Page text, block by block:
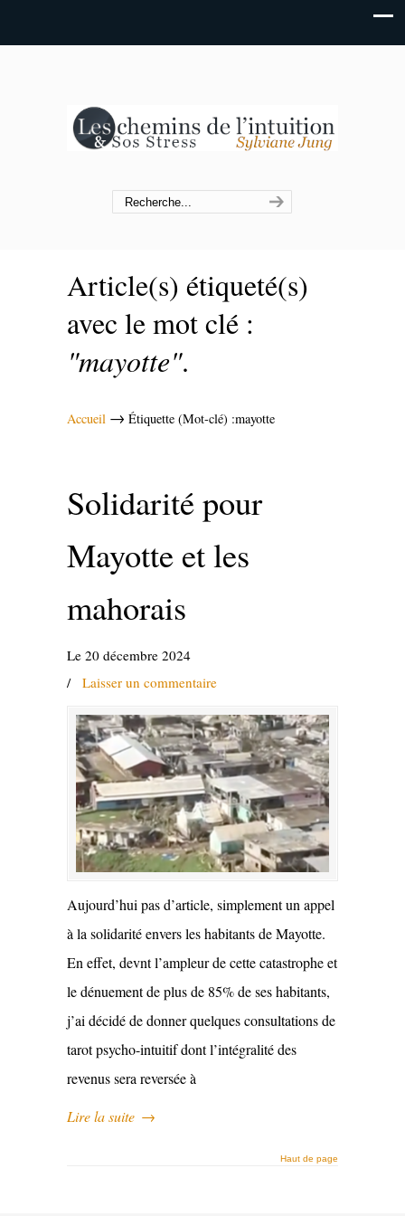
Article(s) étiqueté(s)
avec le mot clé :
"mayotte".
Accueil → Étiquette (Mot-clé) :mayotte
Solidarité pour
Mayotte et les
mahorais
Le 20 décembre 2024
/ Laisser un commentaire
Aujourd’hui pas d’article, simplement un appel
à la solidarité envers les habitants de Mayotte.
En effet, devnt l’ampleur de cette catastrophe et
le dénuement de plus de 85% de ses habitants,
j’ai décidé de donner quelques consultations de
tarot psycho-intuitif dont l’intégralité des
revenus sera reversée à
Lire la suite →
Haut de page